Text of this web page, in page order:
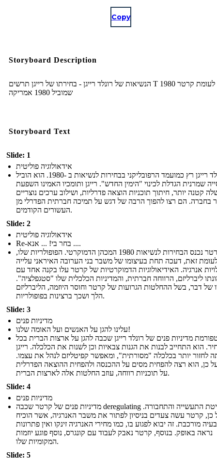
Copy
Storyboard Description
הנשיאות של רונלד רייגן - בחירתו של רייגן תרשים T 1980 לעומת קרטר
שמוביל 1980 אמריקה
Storyboard Text
Slide: 1
אידאולוגיה פוליטית
רונלד רייגן רץ כמועמד הרפובליקני בבחירות לנשיאות ב -1980. הוא הוביל
שמרנית הגדלת לכינוי "הימין החדש". רייגן ותומכיו האמינו השפעת
קטנה יותר, חיתוך תוכניות הוצאה פדרליות, ושילוב ערכים נוצריים
בחברה. הם רצו להפוך הרבה של דגש על תמיכה חברתית הפדרלי מן
העשורים הקודמים.
Slide: 2
אידאולוגיה פוליטית
Re-בחר בי! ... אנא ....
ג'ימי קרטר נכנס הבחירות לנשיאות 1980 המכהן הדמוקרטי. הפופולריות שלו,
זאת, דעכה תחת בעיצומו של משבר בני הערובה האיראני עלייה
אנרגיה. האידיאולוגיות הדמוקרטיות של קרטר עלו בקנה אחד עם
ליברליזם, הרווחה חברתית, והמדיניות הכלכלית שלו "סטגפלציה".
של דבר, בשל ההחלטות הגרועות של קרטר וחוסר היוזמה, הליברליזם
הלך ושכך ברצינות בפופולריות.
Slide: 3
מדיניות פנים
עלינו להגן על האנשים ועל האומה שלנו!
מדיניות פנים של רונלד רייגן שכבה להגן על ארצות הברית בכל
הוא התחייב לבנות את הגנות צבאיות וכן לשנות את הכלכלה. רייגן
לחזור יותר בכלכלה "מסורתית", ומאפשר קפיטליזם לנהל את עצמו.
כן, הוא רצה להפחית מסים על ההכנסה ולהפחית ההוצאה הפדרלית
על תוכניות רווחה, עוזב החלטות אלה לארצות הברית.
Slide: 4
מדיניות פנים
מדיניות פנים של קרטר שכבה deregulating שליטת התעשייה והתחבורה.
כן, קרטר עשה צעדים בניסיון לפתור את משבר האנרגיה, אשר הוכיח
מורכבת. זה יבוא לפגוע בו, כמו מחירי האנרגיה זינקו ואין פתרונות
נראה באופק. בנוסף, קרטר נאבק לעבוד עם קונגרס, נוסף פוגע יוזמות
המקומיות שלו.
Slide: 5